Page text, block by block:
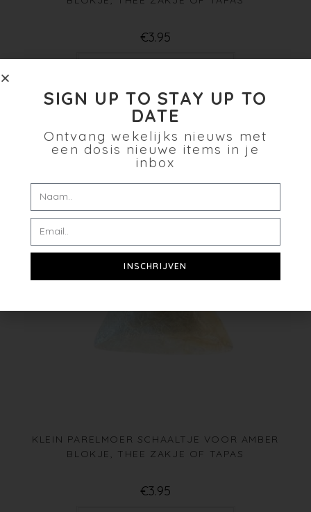
€3.95
Verlanglijst
KLEIN PARELMOER SCHAALTJE VOOR AMBER
BLOKJE, THEE ZAKJE OF TAPAS
€3.95
SIGN UP TO STAY UP TO
DATE
Ontvang wekelijks nieuws met
een dosis nieuwe items in je
inbox
INSCHRIJVEN